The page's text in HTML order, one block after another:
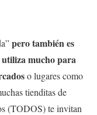
pero también es
mucho para
o lugares como
tienditas de
(TODOS) te invitan